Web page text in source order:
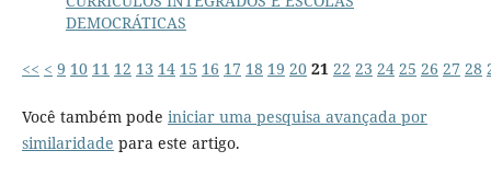
DEMOCRÁTICAS
<< < 9 10 11 12 13 14 15 16 17 18 19 20 21 22 23 24 25 26 27 28
Você também pode iniciar uma pesquisa avançada por
similaridade para este artigo.